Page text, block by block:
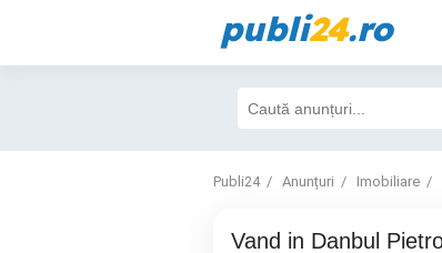
publi24.ro
Publi24 Anunțuri Imobiliare
vand in Danbul